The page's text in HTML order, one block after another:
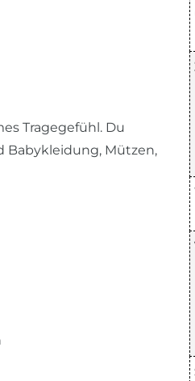
Tragegefühl. Du
Babykleidung, Mützen,